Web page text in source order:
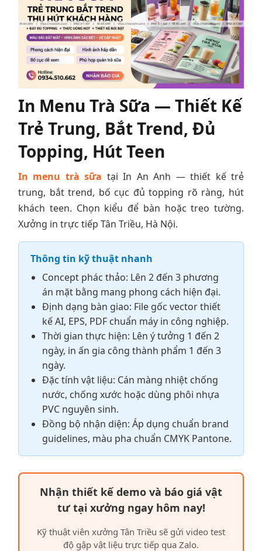
In Menu Trà Sữa — Thiết Kế
Trẻ Trung, Bắt Trend, Đủ
Topping, Hút Teen
In menu trà sữa tại In An Anh — thiết kế trẻ
trung, bắt trend, bố cục đủ topping rõ ràng, hút
khách teen. Chọn kiểu để bàn hoặc treo tường.
Xưởng in trực tiếp Tân Triều, Hà Nội.
Thông tin kỹ thuật nhanh
Concept phác thảo: Lên 2 đến 3 phương
án mặt bằng mang phong cách hiện đại.
Định dạng bàn giao: File gốc vector thiết
kế AI, EPS, PDF chuẩn máy in công nghiệp.
Thời gian thực hiện: Lên ý tưởng 1 đến 2
ngày, in ấn gia công thành phẩm 1 đến 3
ngày.
Đặc tính vật liệu: Cán màng nhiệt chống
nước, chống xước hoặc dùng phôi nhựa
PVC nguyên sinh.
Đồng bộ nhận diện: Áp dụng chuẩn brand
guidelines, màu pha chuẩn CMYK Pantone.
Nhận thiết kế demo và báo giá vật
tư tại xưởng ngay hôm nay!
Kỹ thuật viên xưởng Tân Triều sẽ gửi video test
độ gập vật liệu trực tiếp qua Zalo.